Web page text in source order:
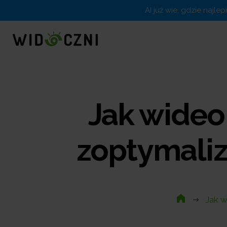
AI już wie, gdzie
Jak
Jak